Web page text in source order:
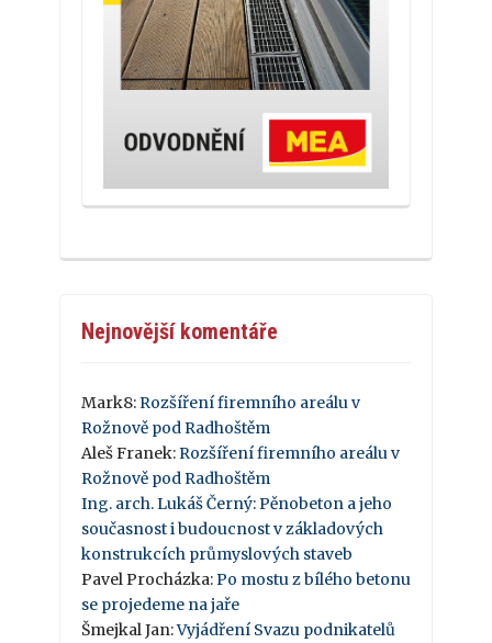
Nejnovější komentáře
Mark8: Rozšíření firemního areálu v
Rožnově pod Radhoštěm
Aleš Franek: Rozšíření firemního areálu v
Rožnově pod Radhoštěm
Ing. arch. Lukáš Černý: Pěnobeton a jeho
současnost i budoucnost v základových
konstrukcích průmyslových staveb
Pavel Procházka: Po mostu z bílého betonu
se projedeme na jaře
Šmejkal Jan:Vyjádření Svazu podnikatelů